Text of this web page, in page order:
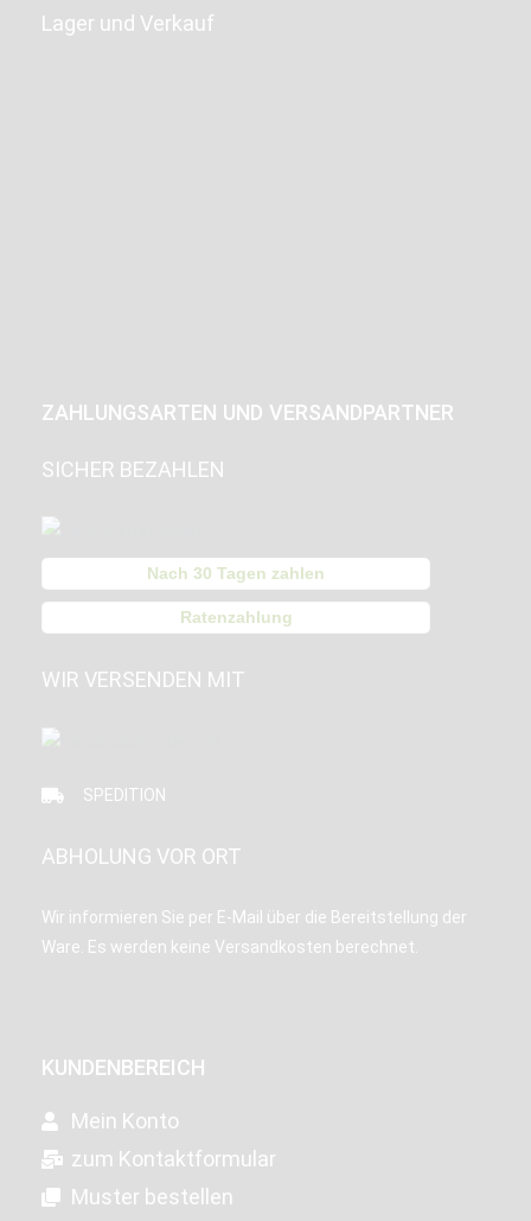
Lager und Verkauf
ZAHLUNGSARTEN UND VERSANDPARTNER
SICHER BEZAHLEN
Nach 30 Tagen zahlen
Ratenzahlung
WIR VERSENDEN MIT
SPEDITION
ABHOLUNG VOR ORT
Wir informieren Sie per E-Mail über die Bereitstellung der
Ware. Es werden keine Versandkosten berechnet.
KUNDENBEREICH
Mein Konto
zum Kontaktformular
Muster bestellen